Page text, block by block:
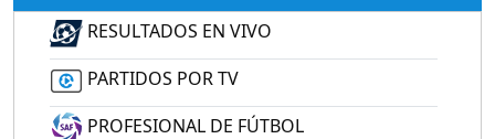
RESULTADOS EN VIVO
PARTIDOS POR TV
PROFESIONAL DE FÚTBOL